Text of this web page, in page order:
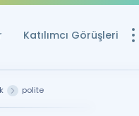
Katılımcı Görüşleri
polite